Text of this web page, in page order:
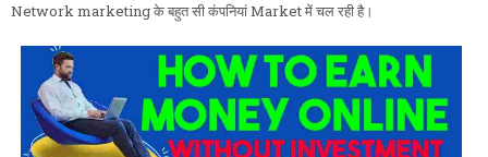
Network marketing के बहुत सी कंपनियां Market में चल रही है।